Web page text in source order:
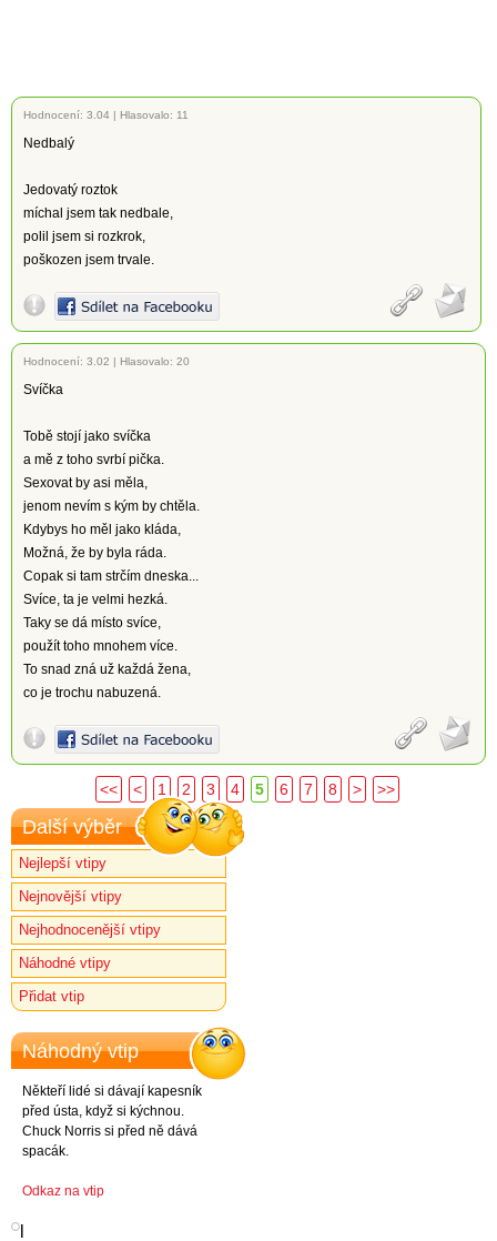
Hodnocení: 3.04 | Hlasovalo: 11
Nedbalý
Jedovatý roztok
míchal jsem tak nedbale,
polil jsem si rozkrok,
poškozen jsem trvale.
Hodnocení: 3.02 | Hlasovalo: 20
Svíčka
Tobě stojí jako svíčka
a mě z toho svrbí pička.
Sexovat by asi měla,
jenom nevím s kým by chtěla.
Kdybys ho měl jako kláda,
Možná, že by byla ráda.
Copak si tam strčím dneska...
Svíce, ta je velmi hezká.
Taky se dá místo svíce,
použít toho mnohem více.
To snad zná už každá žena,
co je trochu nabuzená.
<< < 1 2 3 4 5 6 7 8 > >>
Další výběr
Nejlepší vtipy
Nejnovější vtipy
Nejhodnocenější vtipy
Náhodné vtipy
Přidat vtip
Náhodný vtip
Někteří lidé si dávají kapesník
před ústa, když si kýchnou.
Chuck Norris si před ně dává
spacák.
Odkaz na vtip